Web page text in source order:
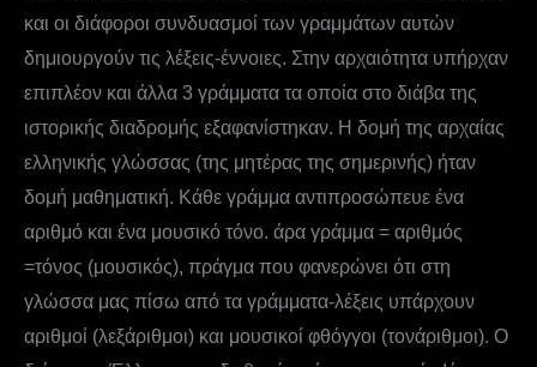
και οι διάφοροι συνδυασμοί των γραμμάτων αυτών
δημιουργούν τις λέξεις-έννοιες. Στην αρχαιότητα υπήρχαν
επιπλέον και άλλα 3 γράμματα τα οποία στο διάβα της
ιστορικής διαδρομής εξαφανίστηκαν. Η δομή της αρχαίας
ελληνικής γλώσσας (της μητέρας της σημερινής) ήταν
δομή μαθηματική. Κάθε γράμμα αντιπροσώπευε ένα
αριθμό και ένα μουσικό τόνο. άρα γράμμα = αριθμός
=τόνος (μουσικός), πράγμα που φανερώνει ότι στη
γλώσσα μας πίσω από τα γράμματα-λέξεις υπάρχουν
αριθμοί (λεξάριθμοι) και μουσικοί φθόγγοι (τονάριθμοι). Ο